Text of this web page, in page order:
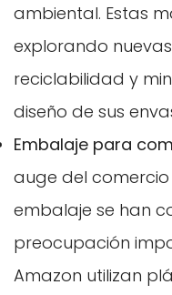
ambiental. Estas
explorando
reciclabilidad y
diseño de sus
Embalaje para
auge del comercio
embalaje se han
preocupación
Amazon utilizan
No, no